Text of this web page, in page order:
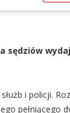
sędziów
i policji.
pełniącego